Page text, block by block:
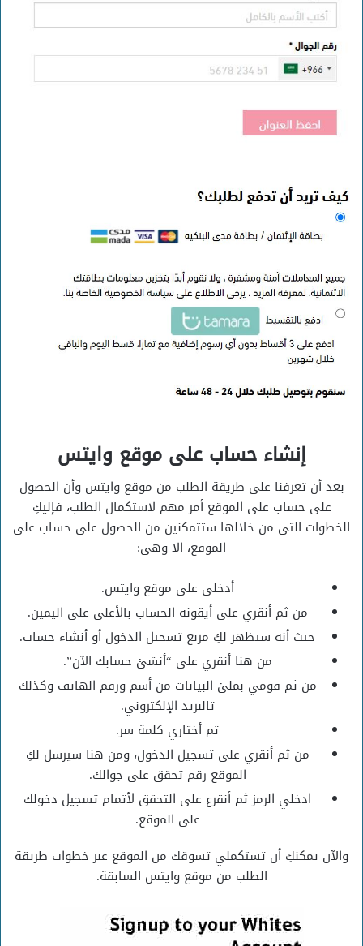
إنشاء حساب على موقع وايتس
بعد أن تعرفنا على طريقة الطلب من موقع وايتس وأن الحصول
على حساب على الموقع أمر مهم لاستكمال الطلب، فإليكِ
الخطوات التى من خلالها ستتمكنين من الحصول على حساب على
الموقع، الا وهى:
أدخلى على موقع وايتس.
من ثم أنقري على أيقونة الحساب بالأعلى على اليمين.
حيث أنه سيظهر لكِ مربع تسجيل الدخول أو أنشاء حساب.
من هنا أنقري على “أنشئ حسابك الآن”.
من ثم قومي بملئ البيانات من أسم ورقم الهاتف وكذلك
تالبريد الإلكتروني.
ثم أختاري كلمة سر.
من ثم أنقري على تسجيل الدخول، ومن هنا سيرسل لكِ
الموقع رقم تحقق على جوالك.
ادخلي الرمز ثم أنقرع على التحقق لأتمام تسجيل دخولك
على الموقع.
والآن يمكنكِ أن تستكملي تسوقك من الموقع عبر خطوات طريقة
الطلب من موقع وايتس السابقة.